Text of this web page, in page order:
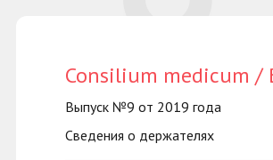
Consilium medicum /
Выпуск №9 от 2019 года
Сведения о держателях